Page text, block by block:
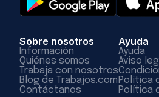
Sobre nosotros
Información
Quiénes somos
Trabaja con nosotros
Blog de Trabajos.com
Contáctanos
Ayuda
Ayuda
Aviso
Política
Política